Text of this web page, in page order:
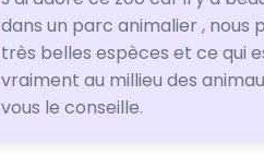
dans un parc animalier , nous
très belles espèces et ce qui
vraiment au millieu des
vous le conseille.